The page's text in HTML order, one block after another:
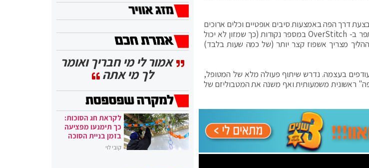
דרך הפה באמצעות סיבים אופטיים וכלים ארוכים
מיוחדים – ללא חתכים כלל. אין כריתה של חלקי הקיבה – הכל נשאר במקומו ונתפר ב- OverStitch במספר נקודות (כך שמזון לא יכול
נשארת בשלמותה). ההליך מצריך אשפוז קצר יותר (של כמה שעות בלבד)
בעצמה. נדרש שיתוף פעולה מלא של המטופל,
ראשונית משמעותית ואף משנה את המטבוליזם של
אמור לי מי חבריך ואומר
לך מי אתה
לקראת חג הסוכות:
כך תימנעו מפציעה
בזמן בניית הסוכה
קובי לוי